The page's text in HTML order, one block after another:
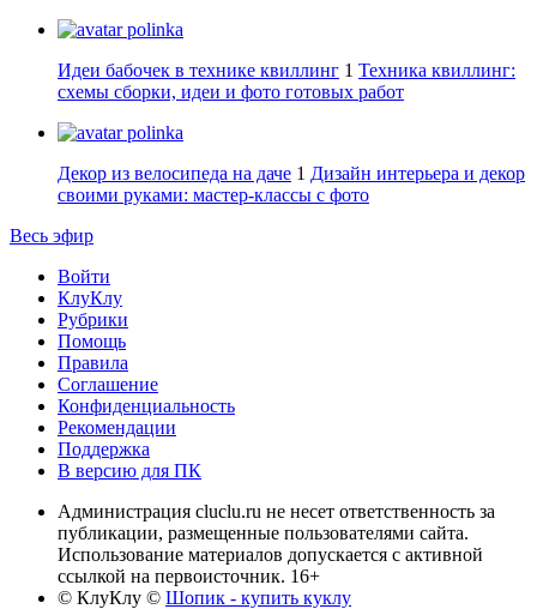
polinka
Идеи бабочек в технике квиллинг 1 Техника квиллинг:
схемы сборки, идеи и фото готовых работ
polinka
Декор из велосипеда на даче 1 Дизайн интерьера и декор
своими руками: мастер-классы с фото
Весь эфир
Войти
КлуКлу
Рубрики
Помощь
Правила
Соглашение
Конфиденциальность
Рекомендации
Поддержка
В версию для ПК
Администрация cluclu.ru не несет ответственность за
публикации, размещенные пользователями сайта.
Использование материалов допускается с активной
ссылкой на первоисточник. 16+
© КлуКлу © Шопик - купить куклу